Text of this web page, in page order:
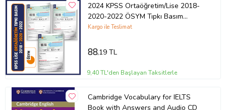
2024 KPSS Ortaöğretim/Lise 2018-
2020-2022 ÖSYM Tıpkı Basım
Türkiye Geneli D.Çözü
Kargo ile Teslimat
88,19 TL
9,40 TL'den Başlayan Taksitlerle
Cambridge Vocabulary for IELTS
Book with Answers and Audio CD